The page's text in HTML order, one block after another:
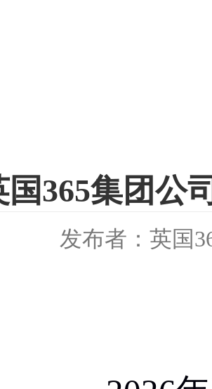
国365集团公
发布者：英国